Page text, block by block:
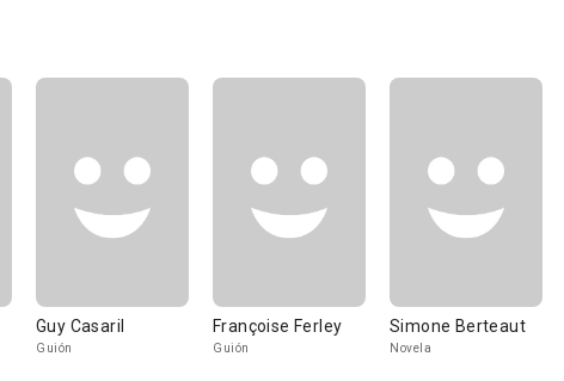
Guy Casaril
Guión
Françoise Ferley
Guión
Simone Berteaut
Novela